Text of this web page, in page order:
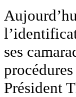
ses
Président